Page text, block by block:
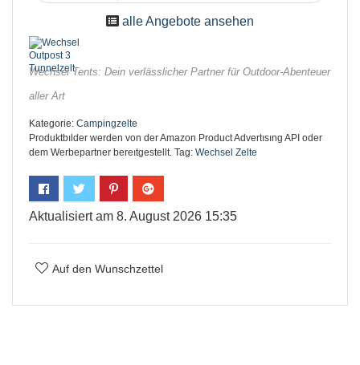
alle Angebote ansehen
Wechsel Tents: Dein verlässlicher Partner für Outdoor-Abenteuer
aller Art
Kategorie: Campingzelte
Produktbılder werden von der Amazon Product Advertısıng API oder
dem Werbepartner bereıtgestellt. Tag: Wechsel Zelte
Aktualisiert am 8. August 2026 15:35
Auf den Wunschzettel